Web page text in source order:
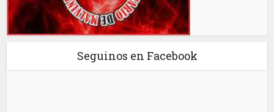
Seguinos en Facebook